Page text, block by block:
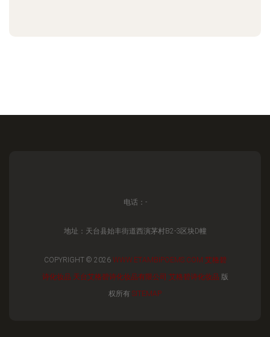
电话：-
地址：天台县始丰街道西演茅村B2-3区块D幢
COPYRIGHT © 2026 WWW.ETAMBIPOEMS.COM 艾格碧
诗化妆品 天台艾格碧诗化妆品有限公司 艾格碧诗化妆品 版
权所有 SITEMAP